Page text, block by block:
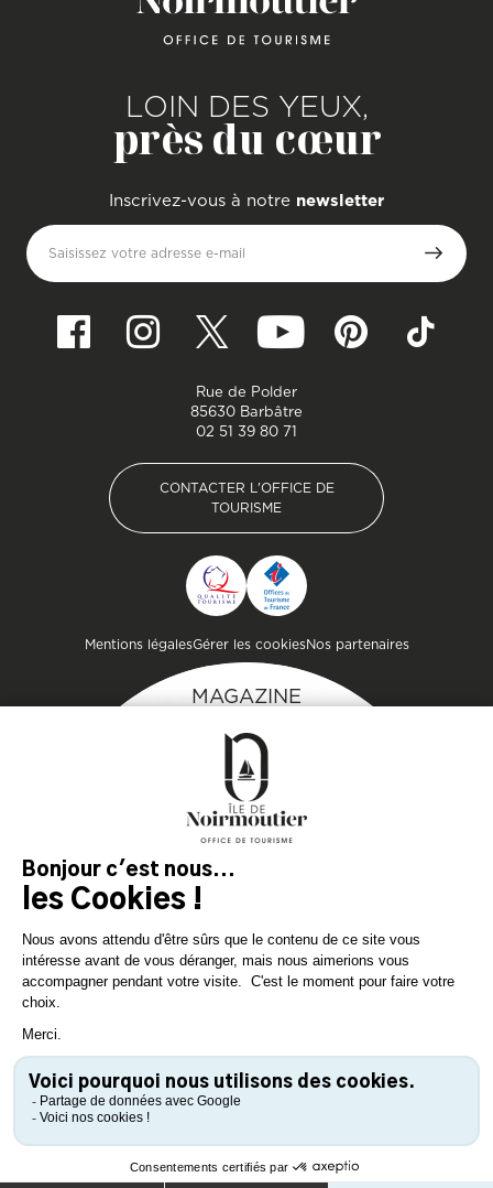
Mentions légalesGérer les cookiesNos partenaires
MAGAZINE
Inspirez-vous et
préparez votre séjour
sur l'île de Noirmoutier !
TÉLÉCHARGEZ
TÉLÉCHARGEZ
LOIN DES YEUX,
près du cœur
Inscrivez-vous à notre newsletter
Saisissez votre adresse e-mail
Rue de Polder
85630 Barbâtre
02 51 39 80 71
CONTACTER L'OFFICE DE
TOURISME
CONTACTER L'OFFICE DE
TOURISME